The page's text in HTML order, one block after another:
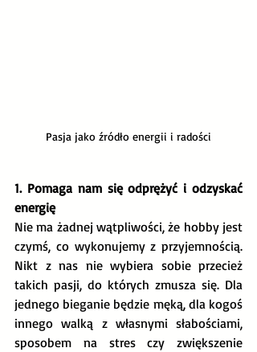
Pasja jako źródło energii i radości
1. Pomaga nam się odprężyć i odzyskać
energię
Nie ma żadnej wątpliwości, że hobby jest
czymś, co wykonujemy z przyjemnością.
Nikt z nas nie wybiera sobie przecież
takich pasji, do których zmusza się. Dla
jednego bieganie będzie męką, dla kogoś
innego walką z własnymi słabościami,
sposobem na stres czy zwiększenie